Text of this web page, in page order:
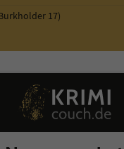
17)